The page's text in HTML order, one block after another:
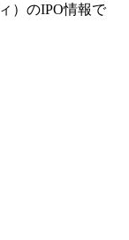
）のIPO情報で